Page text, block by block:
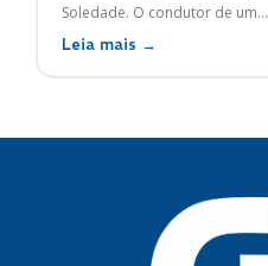
Soledade. O condutor de um...
Leia mais →